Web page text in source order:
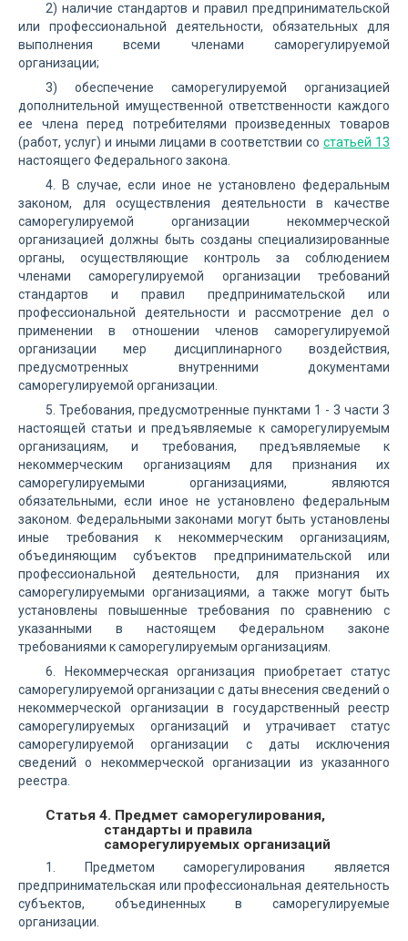
2) наличие стандартов и правил предпринимательской
или профессиональной деятельности, обязательных для
выполнения всеми членами саморегулируемой
организации;
3) обеспечение саморегулируемой организацией
дополнительной имущественной ответственности каждого
ее члена перед потребителями произведенных товаров
(работ, услуг) и иными лицами в соответствии со статьей 13
настоящего Федерального закона.
4. В случае, если иное не установлено федеральным
законом, для осуществления деятельности в качестве
саморегулируемой организации некоммерческой
организацией должны быть созданы специализированные
органы, осуществляющие контроль за соблюдением
членами саморегулируемой организации требований
стандартов и правил предпринимательской или
профессиональной деятельности и рассмотрение дел о
применении в отношении членов саморегулируемой
организации мер дисциплинарного воздействия,
предусмотренных внутренними документами
саморегулируемой организации.
5. Требования, предусмотренные пунктами 1 - 3 части 3
настоящей статьи и предъявляемые к саморегулируемым
организациям, и требования, предъявляемые к
некоммерческим организациям для признания их
саморегулируемыми организациями, являются
обязательными, если иное не установлено федеральным
законом. Федеральными законами могут быть установлены
иные требования к некоммерческим организациям,
объединяющим субъектов предпринимательской или
профессиональной деятельности, для признания их
саморегулируемыми организациями, а также могут быть
установлены повышенные требования по сравнению с
указанными в настоящем Федеральном законе
требованиями к саморегулируемым организациям.
6. Некоммерческая организация приобретает статус
саморегулируемой организации с даты внесения сведений о
некоммерческой организации в государственный реестр
саморегулируемых организаций и утрачивает статус
саморегулируемой организации с даты исключения
сведений о некоммерческой организации из указанного
реестра.
Статья 4. Предмет саморегулирования,
стандарты и правила
саморегулируемых организаций
1. Предметом саморегулирования является
предпринимательская или профессиональная деятельность
субъектов, объединенных в саморегулируемые
организации.